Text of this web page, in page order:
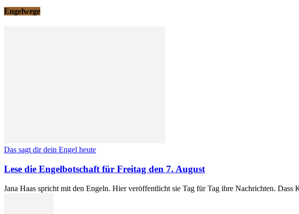
Engelwege
Das sagt dir dein Engel heute
Lese die Engelbotschaft für Freitag den 7. August
Jana Haas spricht mit den Engeln. Hier veröffentlicht sie Tag für Tag ihre Nachrichten. Dass